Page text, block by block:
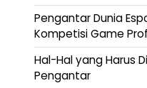
Pengantar Dunia
Kompetisi Game
Hal-Hal yang Harus
Pengantar